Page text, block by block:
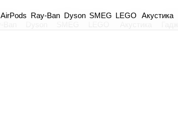
Акустика
Dyson
AirPods Ray-Ban LEGO
SMEG